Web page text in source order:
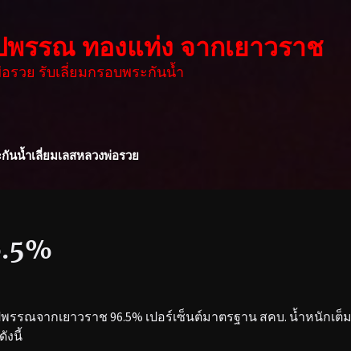
รรณ ทองแท่ง จากเยาวราช
รวย รับเลี่ยมกรอบพระกันน้ำ
กันน้ำเลี่ยมเลสหลวงพ่อรวย
รณจากเยาวราช 96.5% เปอร์เซ็นต์มาตรฐาน สคบ. น้ำหนักเต็ม
งนี้